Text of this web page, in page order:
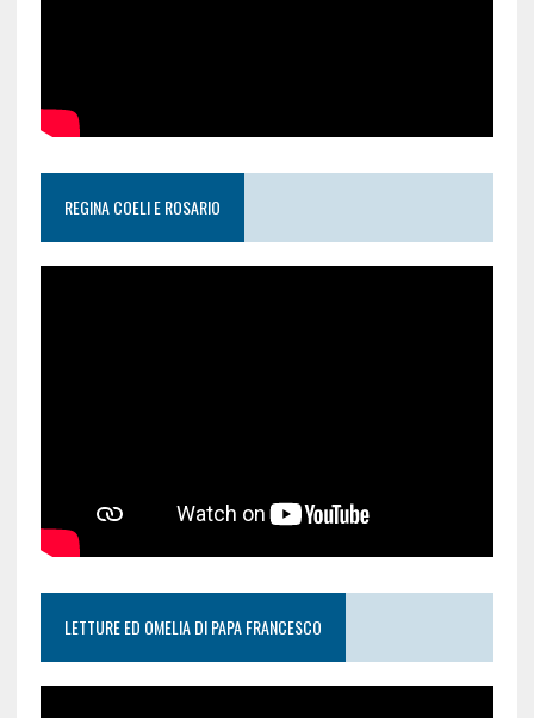
REGINA COELI E ROSARIO
LETTURE ED OMELIA DI PAPA FRANCESCO